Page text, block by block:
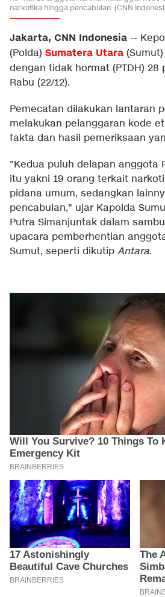
narkotika hingga pencabulan. (CNN
Jakarta, CNN Indonesia --
(Polda) Sumatera Utara
dengan tidak hormat (PTDH) 28
Rabu (22/12).
Pemecatan dilakukan lantaran
melakukan pelanggaran kode
fakta dan hasil pemeriksaan
"Kedua puluh delapan anggota
itu yakni 19 orang terkait
pidana umum, sedangkan
pencabulan," ujar Kapolda
Putra Simanjuntak dalam
upacara pemberhentian
Sumut, seperti dikutip Antara.